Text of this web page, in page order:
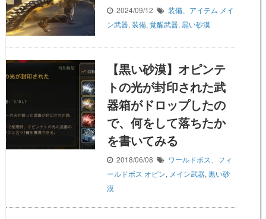
2024/09/12 装備、アイテム メイ
ン武器, 装備, 覚醒武器, 黒い砂漠
【黒い砂漠】オピンテ
トの光が封印された武
器箱がドロップしたの
で、何をして落ちたか
を書いてみる
2018/06/08
ワールドボス、フィ
ールドボス オピン, メイン武器, 黒い砂
漠